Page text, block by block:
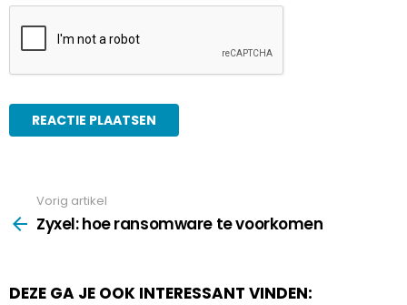
more
Vorig artikel
Zyxel: hoe ransomware te voorkomen
DEZE GA JE OOK INTERESSANT VINDEN: